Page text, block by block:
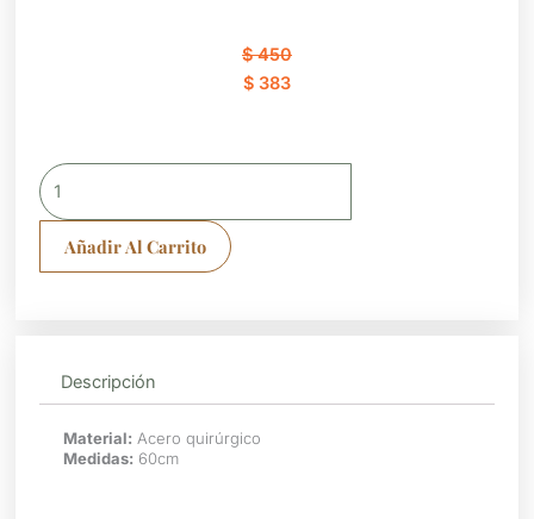
$450
El
precio
$ 450.
$ 383
El
precio
$ 383.
Collar
cadena
barberia
Añadir Al Carrito
Descripción
Material: Acero quirúrgico
Medidas: 60cm